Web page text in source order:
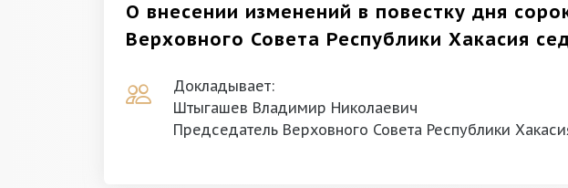
О внесении изменений в повестку дня
Верховного Совета Республики Хакасия
Докладывает:
Штыгашев Владимир Николаевич
Председатель Верховного Совета Республики